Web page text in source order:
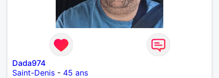
Dada974
Saint-Denis - 45 ans